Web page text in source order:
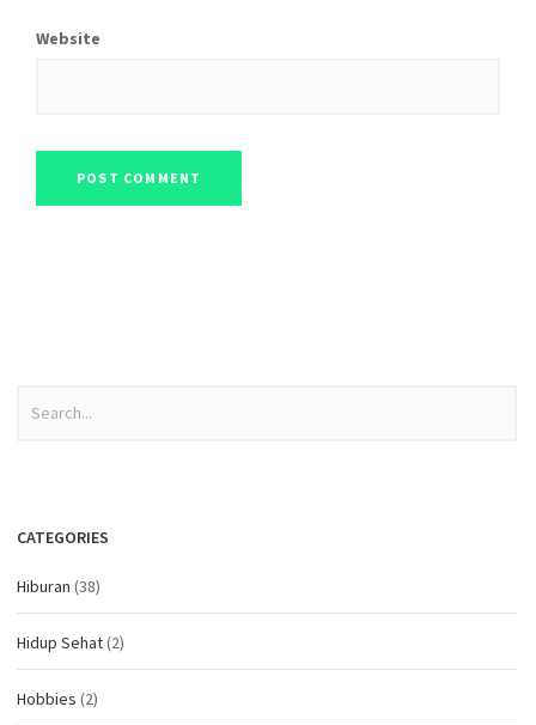
Website
CATEGORIES
Hiburan (38)
Hidup Sehat(2)
Hobbies (2)